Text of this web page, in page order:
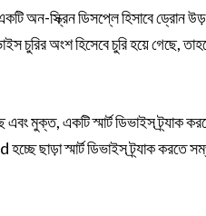
অন-স্ক্রিন ডিসপ্লে হিসাবে
চুরির অংশ হিসেবে চুরি হয়ে গেছে,
মুক্ত, একটি স্মার্ট ডিভাইস
ছাড়া স্মার্ট ডিভাইস ট্র্যাক করতে